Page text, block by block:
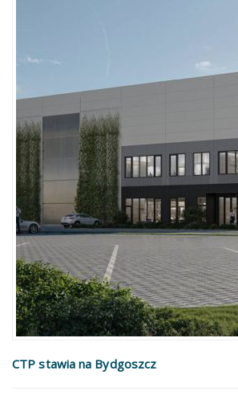
CTP stawia na Bydgoszcz